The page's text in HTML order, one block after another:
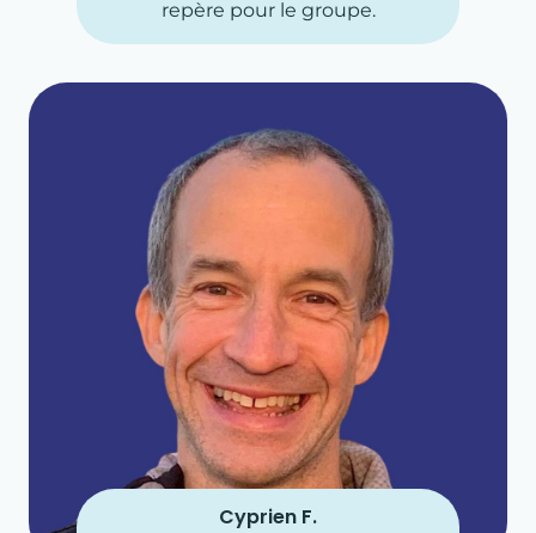
repère pour le groupe.
Cyprien F.